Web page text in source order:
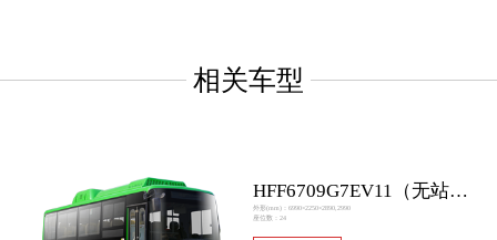
相关车型
HFF6709G7EV11（无站立公交）
外形(mm)：6990×2250×2890,2990
座位数：24